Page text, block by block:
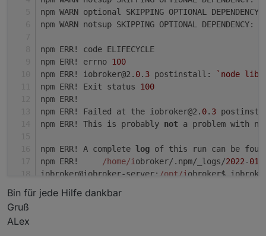
npm WARN optional SKIPPING OPTIONAL
npm WARN notsup SKIPPING OPTIONAL
npm ERR! code ELIFECYCLE
npm ERR! errno 100
npm ERR! iobroker@2. 0. 3 postinstall:
`node
npm ERR! Exit status 100
npm ERR!
npm ERR! Failed at the iobroker@2. 0. 3
npm ERR! This is probably not a problem with
npm ERR! A complete log of this run can be
npm ERR!
/home/iobroker/.npm/_logs/2022-01
iobroker@iobroker-server: /opt/i obroker$
iobroker@iobroker-server:
Bin für jede Hilfe dankbar
Gruß
ALex